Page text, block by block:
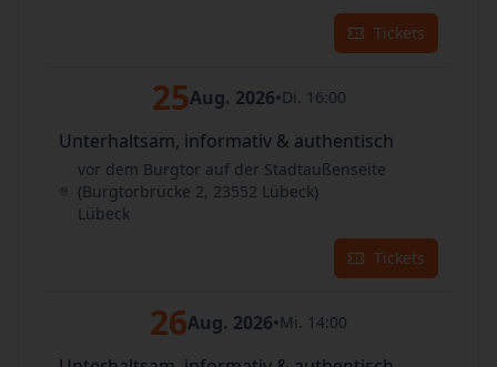
Tickets
25Aug. 2026•Di. 16:00
Unterhaltsam, informativ & authentisch
vor dem Burgtor auf der Stadtaußenseite
(Burgtorbrücke 2, 23552 Lübeck)
Lübeck
Tickets
26Aug. 2026•Mi. 14:00